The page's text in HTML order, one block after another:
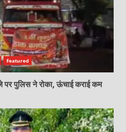
Featured
पर पुलिस ने रोका, ऊंचाई कराई कम